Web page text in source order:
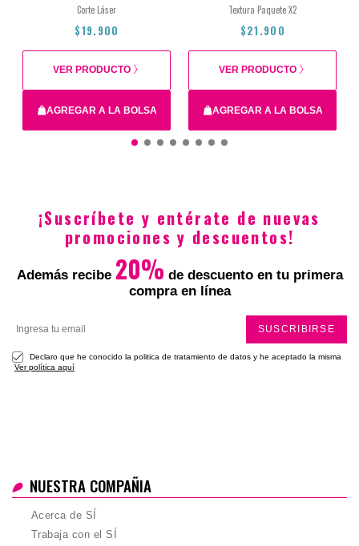
Corte Láser
$19.900
AGREGAR A LA BOLSA
VER PRODUCTO
$19.900
Textura Paquete X2
$21.900
AGREGAR A LA BOLSA
VER PRODUCTO
$21.900
¡Suscríbete y entérate de nuevas
promociones y descuentos!
Además recibe 20% de descuento en tu primera
compra en línea
SUSCRIBIRSE
Declaro que he conocido la politica de tratamiento de datos y he aceptado la misma
Ver política aquí
NUESTRA COMPAÑIA
Acerca de SÍ
Trabaja con el SÍ